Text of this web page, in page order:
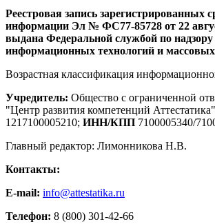
Реестровая запись зарегистрированных
информации Эл № ФС77-85728 от 22
выдана Федеральной службой по надзору
информационных технологий и
Возрастная классификация
Учредитель: Общество с ограниченной
"Центр развития компетенций
1217100005210; ИНН/КПП 7100005340/
Главный редактор: Лимонникова Н.В.
Контакты:
E-mail: info@attestatika.ru
Телефон: 8 (800) 301-42-66